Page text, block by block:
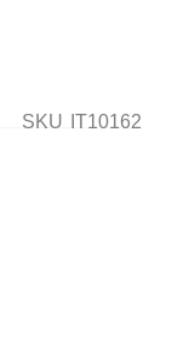
SKU IT10162